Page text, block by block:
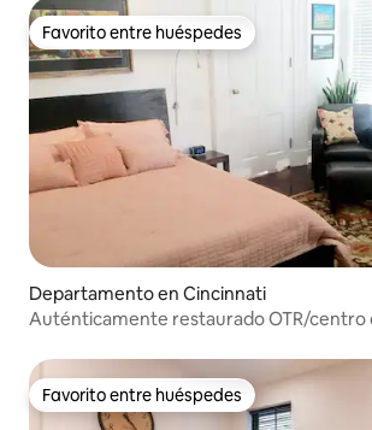
Favorito entre huéspedes
Favorito entre huéspedes
Departamento en Cincinnati
Auténticamente restaurado OTR/centro
Favorito entre huéspedes
Favorito entre huéspedes